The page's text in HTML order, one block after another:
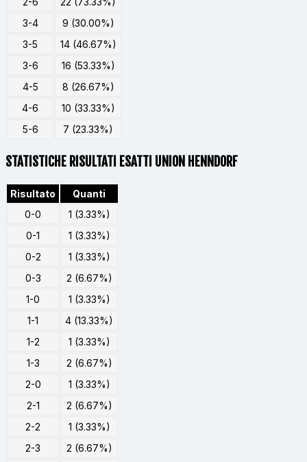
3-4
9 (30.00%)
3-5
14 (46.67%)
3-6
16 (53.33%)
4-5
8 (26.67%)
4-6
10 (33.33%)
5-6
7 (23.33%)
STATISTICHE RISULTATI ESATTI UNION HENNDORF
Risultato
Quanti
0-0
1 (3.33%)
0-1
1 (3.33%)
0-2
1 (3.33%)
0-3
2 (6.67%)
1-0
1 (3.33%)
1-1
4 (13.33%)
1-2
1 (3.33%)
1-3
2 (6.67%)
2-0
1 (3.33%)
2-1
2 (6.67%)
2-2
1 (3.33%)
2-3
2 (6.67%)